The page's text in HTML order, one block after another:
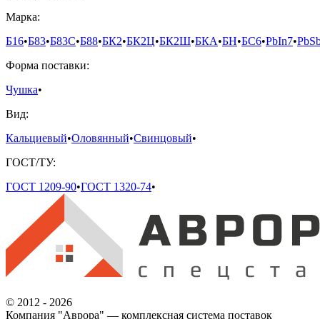
Марка:
Б16•Б83•Б83С•Б88•БК2•БК2Ц•БК2Ш•БКА•БН•БС6•PbIn7•
Форма поставки:
Чушка•
Вид:
Кальциевый•Оловянный•Свинцовый•
ГОСТ/ТУ:
ГОСТ 1209-90•ГОСТ 1320-74•
© 2012 - 2026
Компания "Аврора" — комплексная система поставок